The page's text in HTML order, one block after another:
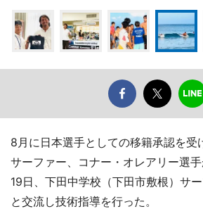
8月に日本選手としての移籍承認を受
サーファー、コナー・オレアリー選
19日、下田中学校（下田市敷根）サ
と交流し技術指導を行った。